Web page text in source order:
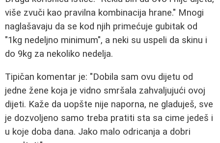
više zvuči kao pravilna kombinacija hrane." Mnogi
naglašavaju da se kod njih primećuje gubitak od
"1kg nedeljno minimum", a neki su uspeli da skinu i
do 9kg za nekoliko nedelja.
Tipičan komentar je: "Dobila sam ovu dijetu od
jedne žene koja je vidno smršala zahvaljujući ovoj
dijeti. Kaže da uopšte nije naporna, ne gladuješ, sve
je dozvoljeno samo treba pratiti sta sa cime jedeš i
u koje doba dana. Jako malo odricanja a dobri